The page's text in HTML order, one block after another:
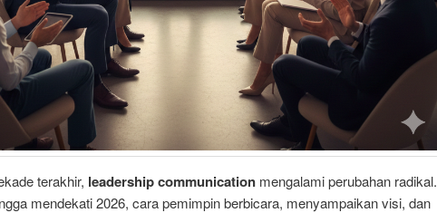
terakhir, leadership communication mengalami perubahan radikal.
mendekati 2026, cara pemimpin berbicara, menyampaikan visi, dan